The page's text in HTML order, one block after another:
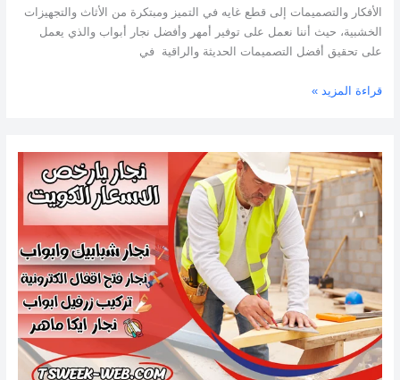
الأفكار والتصميمات إلى قطع غايه في التميز ومبتكرة من الأثاث والتجهيزات
الخشبية، حيث أننا نعمل على توفير أمهر وأفضل نجار أبواب والذي يعمل
على تحقيق أفضل التصميمات الحديثة والراقية في
قراءة المزيد »